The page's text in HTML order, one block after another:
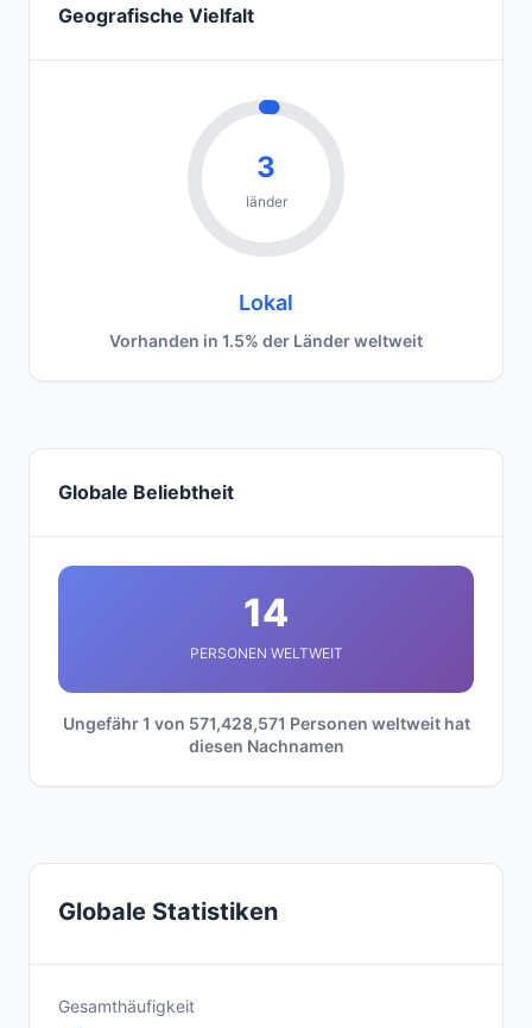
Geografische Vielfalt
3
länder
Lokal
Vorhanden in 1.5% der Länder weltweit
Globale Beliebtheit
14
PERSONEN WELTWEIT
Ungefähr 1 von 571,428,571 Personen weltweit hat
diesen Nachnamen
Globale Statistiken
Gesamthäufigkeit